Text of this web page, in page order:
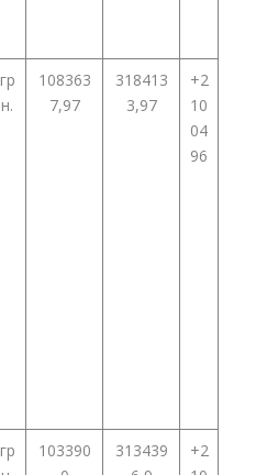
гр
н.
108363
7,97
318413
3,97
+2
10
04
96
гр
103390
313439
+2